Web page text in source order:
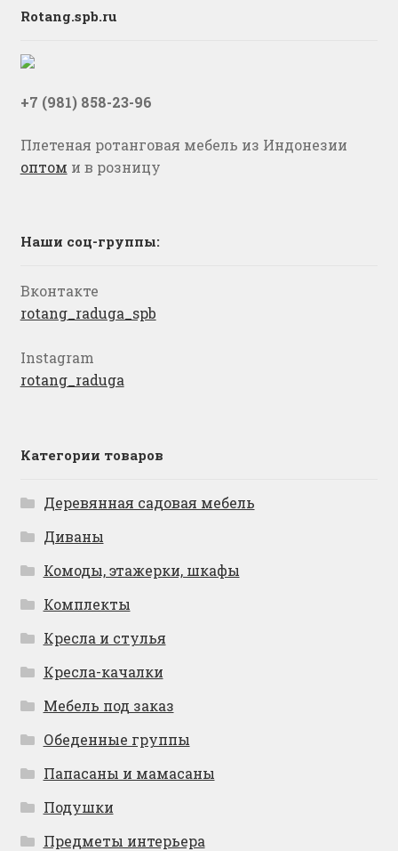
Rotang.spb.ru
+7 (981) 858-23-96
Плетеная ротанговая мебель из Индонезии
оптом и в розницу
Наши соц-группы:
Вконтакте
rotang_raduga_spb
Instagram
rotang_raduga
Категории товаров
Деревянная садовая мебель
Диваны
Комоды, этажерки, шкафы
Комплекты
Кресла и стулья
Кресла-качалки
Мебель под заказ
Обеденные группы
Папасаны и мамасаны
Подушки
Предметы интерьера